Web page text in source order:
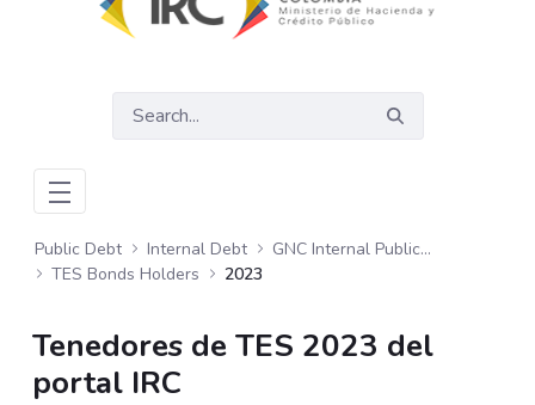
Public Debt Internal Debt
GNC Internal Public Debt
TES Bonds Holders
2023
Tenedores de TES 2023 del
portal IRC